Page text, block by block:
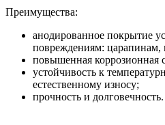
Преимущества:
анодированное покрытие
повреждениям: царапинам,
повышенная коррозионная
устойчивость к
естественному износу;
прочность и долговечность.